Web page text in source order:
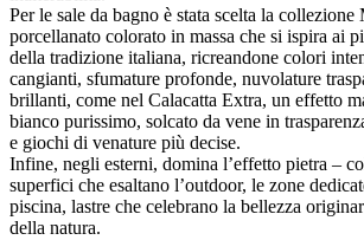
Per le sale da bagno è stata scelta la
porcellanato colorato in massa che si ispira ai
della tradizione italiana, ricreandone colori
cangianti, sfumature profonde, nuvolature
brillanti, come nel Calacatta Extra, un effetto
bianco purissimo, solcato da vene in
e giochi di venature più decise.
Infine, negli esterni, domina l’effetto pietra –
superfici che esaltano l’outdoor, le zone
piscina, lastre che celebrano la bellezza
della natura.